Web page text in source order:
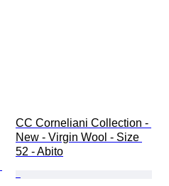
CC Corneliani Collection -
New - Virgin Wool - Size
52 - Abito